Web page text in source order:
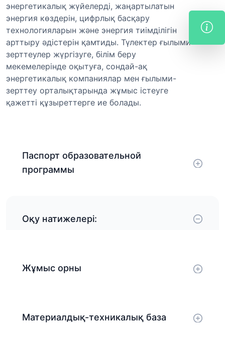
энергетикалық жүйелерді, жаңартылатын
энергия көздерін, цифрлық басқару
технологияларын және энергия тиімділігін
арттыру әдістерін қамтиды. Түлектер ғылыми
зерттеулер жүргізуге, білім беру
мекемелерінде оқытуға, сондай-ақ
энергетикалық компаниялар мен ғылыми-
зерттеу орталықтарында жұмыс істеуге
қажетті құзыреттерге ие болады.
Паспорт образовательной
программы
Оқу натижелері:
Жұмыс орны
Материалдық-техникалық база